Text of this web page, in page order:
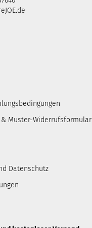
Muster-Widerrufsformular
Datenschutz